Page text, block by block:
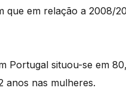
que em relação a 2008/
Portugal situou-se em
anos nas mulheres.